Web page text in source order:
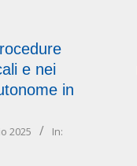
e nei
in
2025
In: